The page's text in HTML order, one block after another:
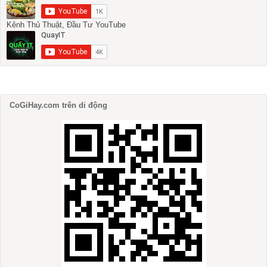
Kênh Thủ Thuật, Đầu Tư YouTube
CoGiHay.com trên di động